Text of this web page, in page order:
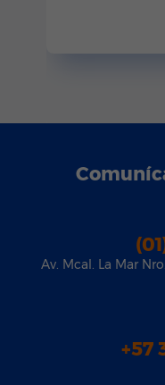
Av. Mcal. La Mar
+57